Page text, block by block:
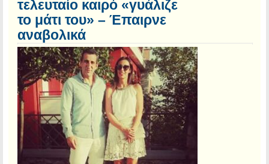
τελευταίο καιρό «γυάλιζε
το μάτι του» – Έπαιρνε
αναβολικά